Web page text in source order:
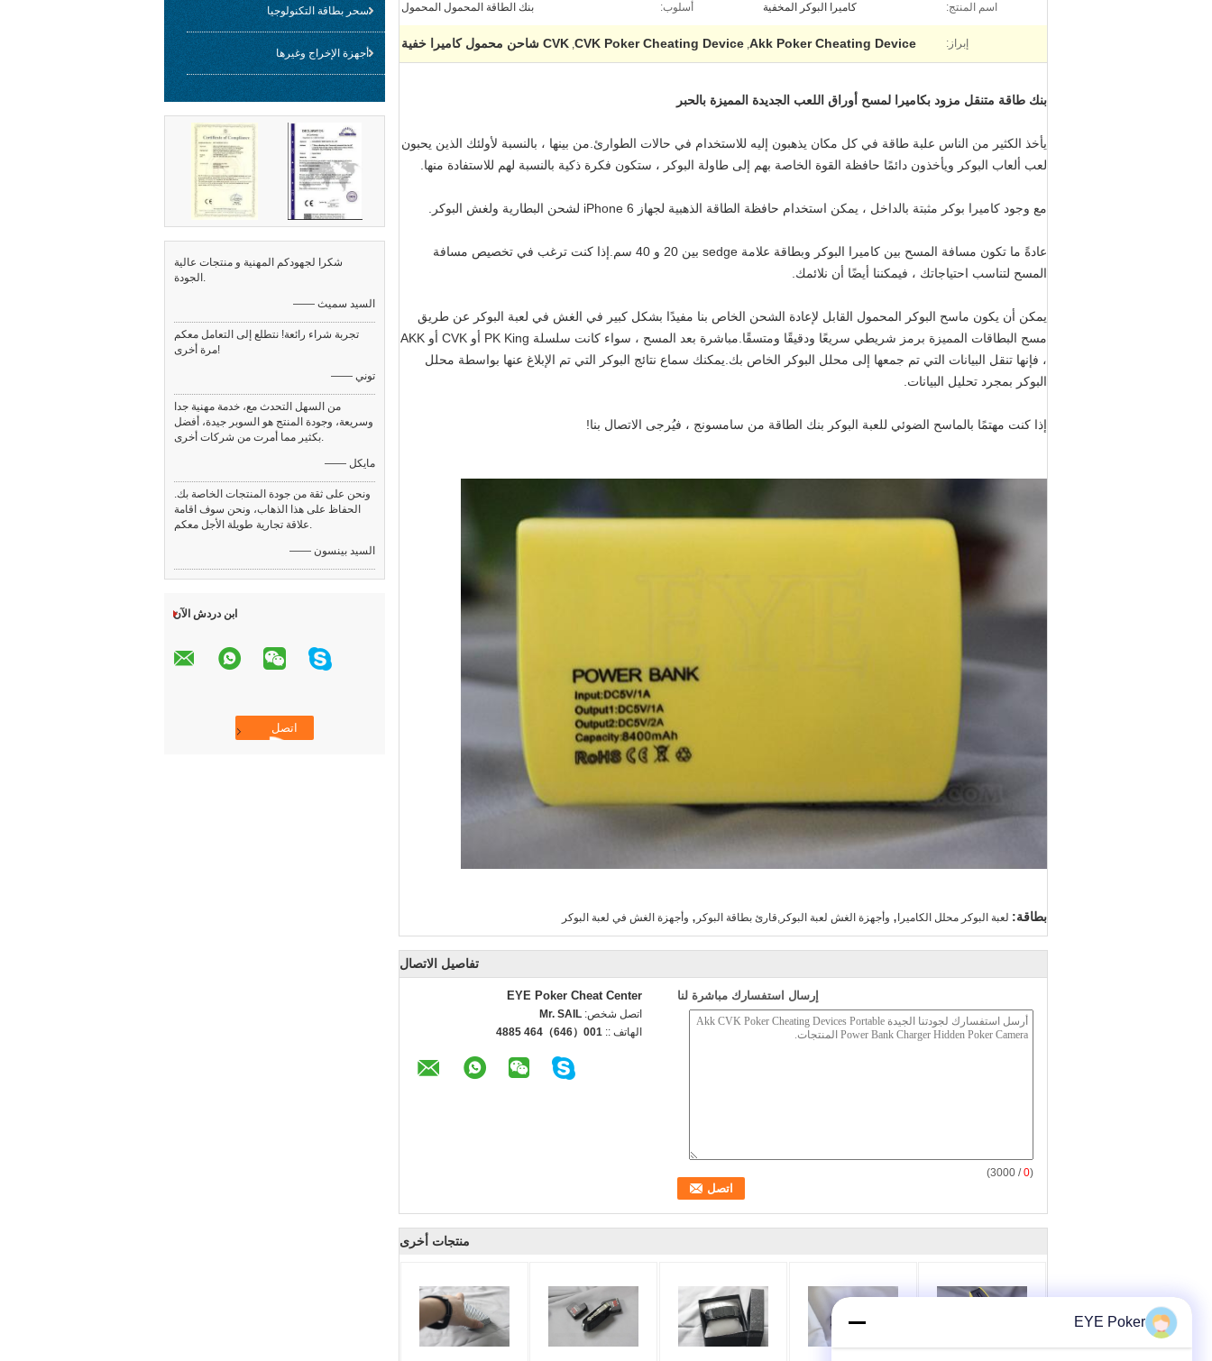
سحر بطاقة التكنولوجيا
أجهزة الإخراج وغيرها
شكرا لجهودكم المهنية و منتجات عالية
الجودة.
—— السيد سميث
تجربة شراء رائعة! نتطلع إلى التعامل معكم
مرة أخرى!
—— توني
من السهل التحدث مع، خدمة مهنية جدا
وسريعة، وجودة المنتج هو السوبر جيدة، أفضل
بكثير مما أمرت من شركات أخرى.
—— مايكل
ونحن على ثقة من جودة المنتجات الخاصة بك.
الحفاظ على هذا الذهاب، ونحن سوف اقامة
علاقة تجارية طويلة الأجل معكم.
—— السيد بينسون
ابن دردش الآن
اسم المنتج: كاميرا البوكر المخفية أسلوب: بنك الطاقة المحمول المحمول
إبراز: Akk Poker Cheating Device
,
CVK Poker Cheating Device
, CVK شاحن محمول كاميرا خفية
بنك طاقة متنقل مزود بكاميرا لمسح أوراق اللعب الجديدة المميزة بالحبر
يأخذ الكثير من الناس علبة طاقة في كل مكان يذهبون إليه للاستخدام في حالات الطوارئ.من بينها ، بالنسبة لأولئك الذين يحبون
لعب ألعاب البوكر ويأخذون دائمًا حافظة القوة الخاصة بهم إلى طاولة البوكر ، ستكون فكرة ذكية بالنسبة لهم للاستفادة منها.
مع وجود كاميرا بوكر مثبتة بالداخل ، يمكن استخدام حافظة الطاقة الذهبية لجهاز iPhone 6 لشحن البطارية ولغش البوكر.
عادةً ما تكون مسافة المسح بين كاميرا البوكر وبطاقة علامة sedge بين 20 و 40 سم.إذا كنت ترغب في تخصيص مسافة
المسح لتناسب احتياجاتك ، فيمكننا أيضًا أن نلائمك.
يمكن أن يكون ماسح البوكر المحمول القابل لإعادة الشحن الخاص بنا مفيدًا بشكل كبير في الغش في لعبة البوكر عن طريق
مسح البطاقات المميزة برمز شريطي سريعًا ودقيقًا ومتسقًا.مباشرة بعد المسح ، سواء كانت سلسلة PK King أو CVK أو AKK
، فإنها تنقل البيانات التي تم جمعها إلى محلل البوكر الخاص بك.يمكنك سماع نتائج البوكر التي تم الإبلاغ عنها بواسطة محلل
البوكر بمجرد تحليل البيانات.
إذا كنت مهتمًا بالماسح الضوئي للعبة البوكر بنك الطاقة من سامسونج ، فيُرجى الاتصال بنا!
بطاقة: لعبة البوكر محلل الكاميرا , وأجهزة الغش لعبة البوكر,قارئ بطاقة البوكر , وأجهزة الغش في لعبة البوكر
تفاصيل الاتصال
EYE Poker Cheat Center
اتصل شخص: Mr. SAIL
الهاتف :: 001（646）464 4885
إرسال استفسارك مباشرة لنا
(
0
/ 3000)
منتجات أخرى
EYE Poker